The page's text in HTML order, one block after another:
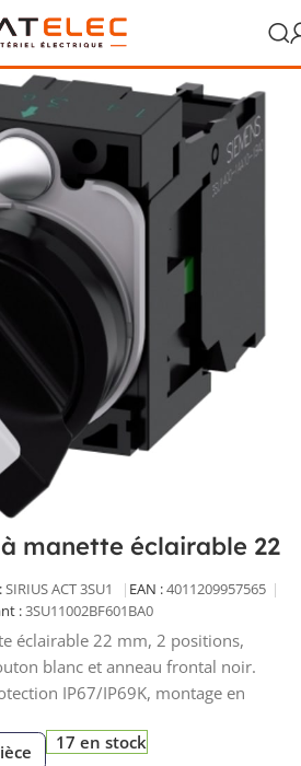
machine/Sélecteurs industriels
manette éclairable 22
SIRIUS ACT 3SU1 EAN :4011209957565
:3SU11002BF601BA0
éclairable 22 mm, 2 positions,
blanc et anneau frontal noir.
IP67/IP69K, montage en
17 en stock